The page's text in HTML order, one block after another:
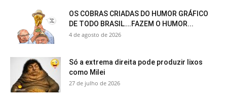
OS COBRAS CRIADAS DO HUMOR GRÁFICO
DE TODO BRASIL….FAZEM O HUMOR...
4 de agosto de 2026
Só a extrema direita pode produzir lixos
como Milei
27 de julho de 2026